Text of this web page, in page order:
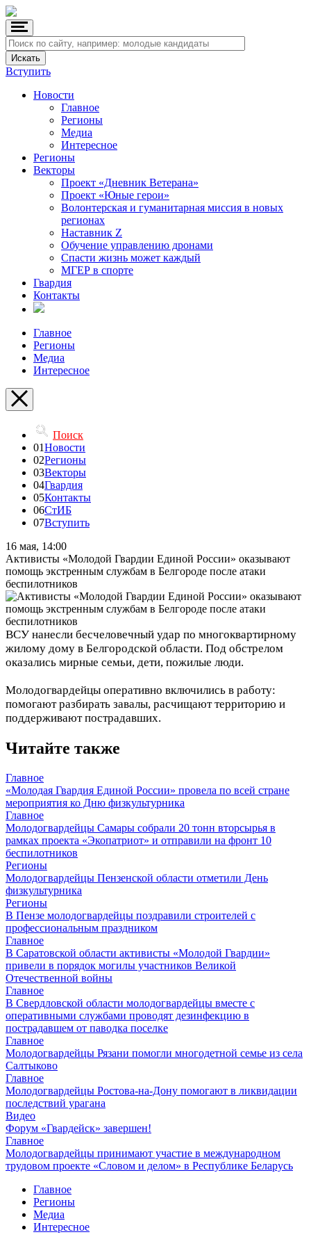
Вступить
Новости
Главное
Регионы
Медиа
Интересное
Регионы
Векторы
Проект «Дневник Ветерана»
Проект «Юные герои»
Волонтерская и гуманитарная миссия в новых
регионах
Наставник Z
Обучение управлению дронами
Спасти жизнь может каждый
МГЕР в спорте
Гвардия
Контакты
Главное
Регионы
Медиа
Интересное
Поиск
01Новости
02Регионы
03Векторы
04Гвардия
05Контакты
06СтИБ
07Вступить
16 мая, 14:00
Активисты «Молодой Гвардии Единой России» оказывают
помощь экстренным службам в Белгороде после атаки
беспилотников
ВСУ нанесли бесчеловечный удар по многоквартирному
жилому дому в Белгородской области. Под обстрелом
оказались мирные семьи, дети, пожилые люди.
Молодогвардейцы оперативно включились в работу:
помогают разбирать завалы, расчищают территорию и
поддерживают пострадавших.
Читайте также
Главное
«Молодая Гвардия Единой России» провела по всей стране
мероприятия ко Дню физкультурника
Главное
Молодогвардейцы Самары собрали 20 тонн вторсырья в
рамках проекта «Экопатриот» и отправили на фронт 10
беспилотников
Регионы
Молодогвардейцы Пензенской области отметили День
физкультурника
Регионы
В Пензе молодогвардейцы поздравили строителей с
профессиональным праздником
Главное
В Саратовской области активисты «Молодой Гвардии»
привели в порядок могилы участников Великой
Отечественной войны
Главное
В Свердловской области молодогвардейцы вместе с
оперативными службами проводят дезинфекцию в
пострадавшем от паводка поселке
Главное
Молодогвардейцы Рязани помогли многодетной семье из села
Салтыково
Главное
Молодогвардейцы Ростова-на-Дону помогают в ликвидации
последствий урагана
Видео
Форум «Гвардейск» завершен!
Главное
Молодогвардейцы принимают участие в международном
трудовом проекте «Словом и делом» в Республике Беларусь
Главное
Регионы
Медиа
Интересное